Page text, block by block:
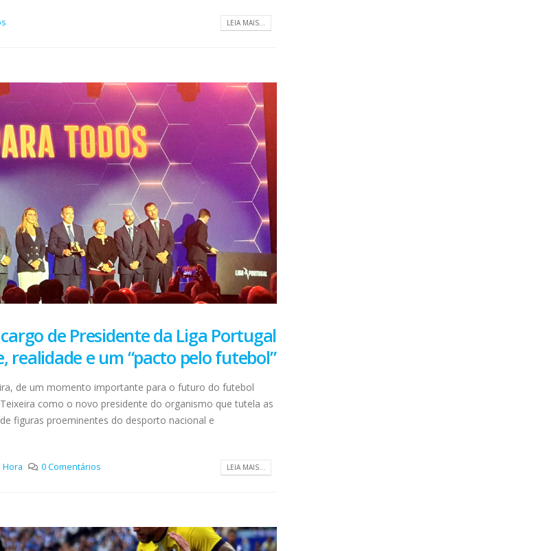
LEIA MAIS...
de Presidente da Liga Portugal
realidade e um “pacto pelo futebol”
de um momento importante para o futuro do futebol
como o novo presidente do organismo que tutela as
figuras proeminentes do desporto nacional e
Hora 0 Comentários LEIA MAIS...